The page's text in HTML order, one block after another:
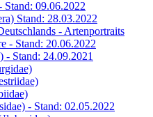
Stand: 09.06.2022
Stand: 28.03.2022
- Artenportraits
- Stand: 20.06.2022
- Stand: 24.09.2021
- Stand: 02.05.2022